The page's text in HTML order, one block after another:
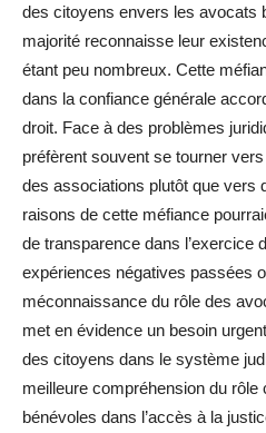
des citoyens envers les avocats
majorité reconnaisse leur
étant peu nombreux. Cette
dans la confiance générale
droit. Face à des problèmes
préfèrent souvent se tourner
des associations plutôt que vers
raisons de cette méfiance
de transparence dans l’exercice
expériences négatives passées
méconnaissance du rôle des
met en évidence un besoin
des citoyens dans le système
meilleure compréhension du
bénévoles dans l’accès à la